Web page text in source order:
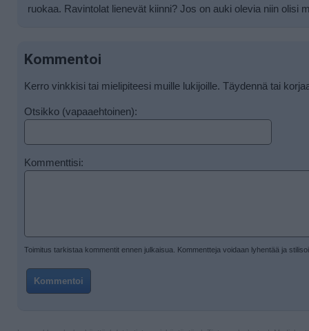
ruokaa. Ravintolat lienevät kiinni? Jos on auki olevia niin olisi
Kommentoi
Kerro vinkkisi tai mielipiteesi muille lukijoille. Täydennä tai
Otsikko (vapaaehtoinen):
Kommenttisi:
Toimitus tarkistaa kommentit ennen julkaisua. Kommentteja voidaan lyhentää ja